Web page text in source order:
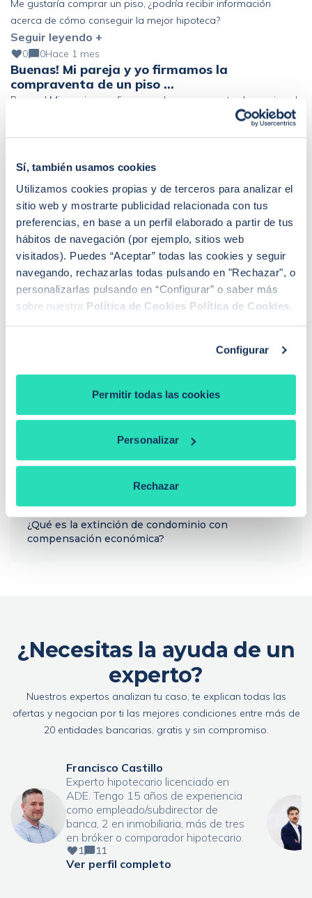
Sí, también usamos cookies
Utilizamos cookies propias y de terceros para analizar el
sitio web y mostrarte publicidad relacionada con tus
preferencias, en base a un perfil elaborado a partir de tus
hábitos de navegación (por ejemplo, sitios web
visitados). Puedes “Aceptar” todas las cookies y seguir
navegando, rechazarlas todas pulsando en "Rechazar", o
personalizarlas pulsando en “Configurar” o saber más
sobre nuestra Política de Cookies Política de Cookies .
Configurar
Permitir todas las cookies
Personalizar
Rechazar
Me gustaría comprar un piso, ¿podría recibir información
acerca de cómo conseguir la mejor hipoteca?
Seguir leyendo +
0 0Hace 1 mes
Buenas! Mi pareja y yo firmamos la
compraventa de un piso …
Buenas! Mi pareja y yo firmamos la compraventa de un piso el
pasado 19 de junio. El banco nos ha «obligado» a coger un
Que represalias podríamos tener en el futuro con […]
PREGUNTAS FRECUENTES
¿Cómo funciona iAhorro?
¿Se puede tener dos hipotecas?
hipoteca?
Si baja el euríbor, ¿baja la hipoteca?
¿De qué depende la tasación de una vivienda?
¿Qué es la extinción de condominio con
compensación económica?
Sandra Escudero Ruiz
¿Buscas hipoteca?
Te ayudo a conseguir las mejores condiciones para
ti
¿Necesitas la ayuda de un
experto?
Nuestros expertos analizan tu caso, te explican todas las
ofertas y negocian por ti las mejores condiciones entre más de
20 entidades bancarias, gratis y sin compromiso.
Francisco Castillo
Experto hipotecario licenciado en
ADE. Tengo 15 años de experiencia
como empleado/subdirector de
banca, 2 en inmobiliaria, más de tres
en bróker o comparador hipotecario.
1 11
Ver perfil completo